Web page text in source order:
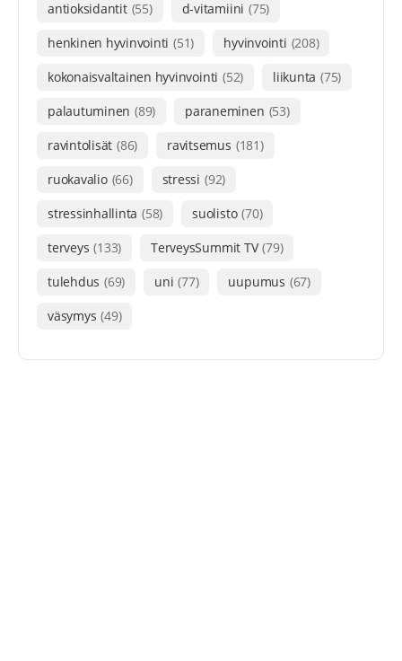
antioksidantit (55) d-vitamiini (75)
henkinen hyvinvointi (51) hyvinvointi (208)
kokonaisvaltainen hyvinvointi (52) liikunta (75)
palautuminen (89) paraneminen (53)
ravintolisät (86) ravitsemus (181)
ruokavalio (66) stressi (92)
stressinhallinta (58) suolisto (70)
terveys (133) TerveysSummit TV (79)
tulehdus (69) uni (77) uupumus (67)
väsymys (49)